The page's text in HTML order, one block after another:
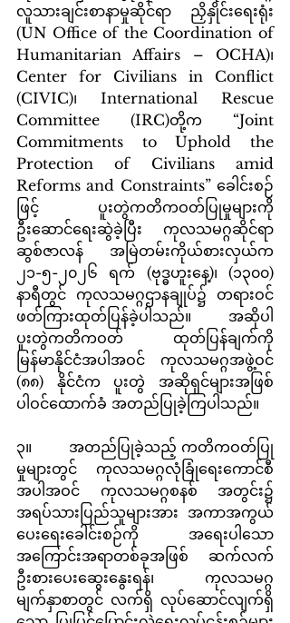
လူသားချင်းစာနာမှုဆိုင်ရာ ညှိနှိုင်းရေးရုံး
(UN Office of the Coordination of
Humanitarian Affairs – OCHA)၊
Center for Civilians in Conflict
(CIVIC)၊ International Rescue
Committee (IRC)တို့က “Joint
Commitments to Uphold the
Protection of Civilians amid
Reforms and Constraints” ခေါင်းစဉ်
ဖြင့် ပူးတွဲကတိကဝတ်ပြုမှုများကို
ဦးဆောင်ရေးဆွဲခဲ့ပြီး ကုလသမဂ္ဂဆိုင်ရာ
ဆွစ်ဇာလန် အမြဲတမ်းကိုယ်စားလှယ်က
၂၁-၅-၂၀၂၆ ရက် (ဗုဒ္ဓဟူးနေ့)၊ (၁၃၀၀)
နာရီတွင် ကုလသမဂ္ဂဌာနချုပ်၌ တရားဝင်
ဖတ်ကြားထုတ်ပြန်ခဲ့ပါသည်။ အဆိုပါ
ပူးတွဲကတိကဝတ် ထုတ်ပြန်ချက်ကို
မြန်မာနိုင်ငံအပါအဝင် ကုလသမဂ္ဂအဖွဲ့ဝင်
(၈၈) နိုင်ငံက ပူးတွဲ အဆိုရှင်များအဖြစ်
ပါဝင်ထောက်ခံ အတည်ပြုခဲ့ကြပါသည်။
၃။        အတည်ပြုခဲ့သည့် ကတိကဝတ်ပြု
မှုများတွင် ကုလသမဂ္ဂလုံခြုံရေးကောင်စီ
အပါအဝင် ကုလသမဂ္ဂစနစ် အတွင်း၌
အရပ်သားပြည်သူများအား အကာအကွယ်
ပေးရေးခေါင်းစဉ်ကို အရေးပါသော
အကြောင်းအရာတစ်ခုအဖြစ် ဆက်လက်
ဦးစားပေးဆွေးနွေးရန်၊ ကုလသမဂ္ဂ
မျက်နှာစာတွင် လက်ရှိ လုပ်ဆောင်လျက်ရှိ